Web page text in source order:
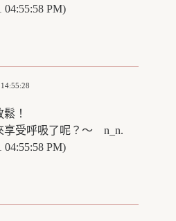
04:55:58 PM)
！
享受呼吸了呢？～ n_n.
04:55:58 PM)